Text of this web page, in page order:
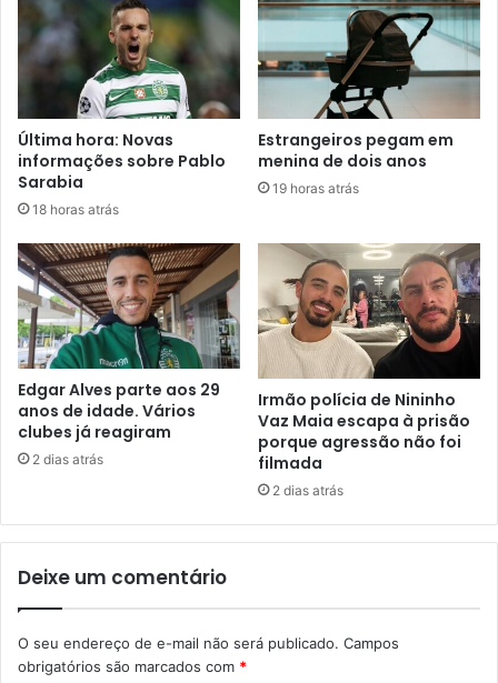
Última hora: Novas
informações sobre Pablo
Sarabia
18 horas atrás
Estrangeiros pegam em
menina de dois anos
19 horas atrás
Edgar Alves parte aos 29
anos de idade. Vários
clubes já reagiram
2 dias atrás
Irmão polícia de Nininho
Vaz Maia escapa à prisão
porque agressão não foi
filmada
2 dias atrás
Deixe um comentário
O seu endereço de e-mail não será publicado. Campos
obrigatórios são marcados com *